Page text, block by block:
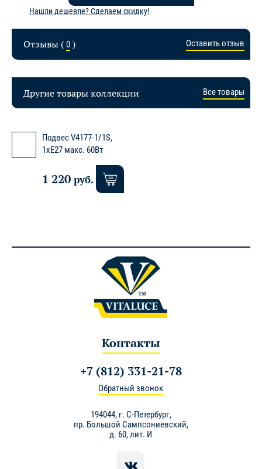
Нашли дешевле? Сделаем скидку!
Отзывы ( 0 ) Оставить отзыв
Другие товары коллекции Все товары
Подвес V4177-1/1S,
1хE27 макс. 60Вт
1 220 руб.
Контакты
+7 (812) 331-21-78
Обратный звонок
194044, г. С-Петербург,
пр. Большой Сампсониевский,
д. 60, лит. И